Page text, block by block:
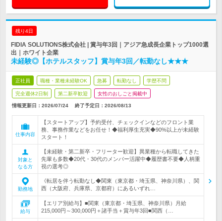
残り4日
FIDIA SOLUTIONS株式会社 | 賞与年3回｜アジア急成長企業トップ1000選
出｜ホワイト企業
未経験◎【ホテルスタッフ】賞与年3回／転勤なし★★★
正社員 職種・業種未経験OK 急募 転勤なし 学歴不問
完全週休2日制 第二新卒歓迎 女性のおしごと掲載中
情報更新日：2026/07/24 終了予定日： 2026/08/13
仕事内容
【スタートアップ】予約受付、チェックインなどのフロント業
務、事務作業などをお任せ！◆福利厚生充実◆90%以上が未経験
スタート！
対象と
なる方
【未経験・第二新卒・フリーター歓迎】異業種から転職してきた
先輩も多数◆20代・30代のメンバー活躍中◆履歴書不要◆人柄重
視の選考◎
勤務地
《転居を伴う転勤なし◆関東（東京都・埼玉県、神奈川県）、関
西（大阪府、兵庫県、京都府）にあるいずれ…
給与
【エリア別給与】■関東（東京都・埼玉県、神奈川県）月給
215,000円～300,000円＋諸手当＋賞与年3回■関西（…